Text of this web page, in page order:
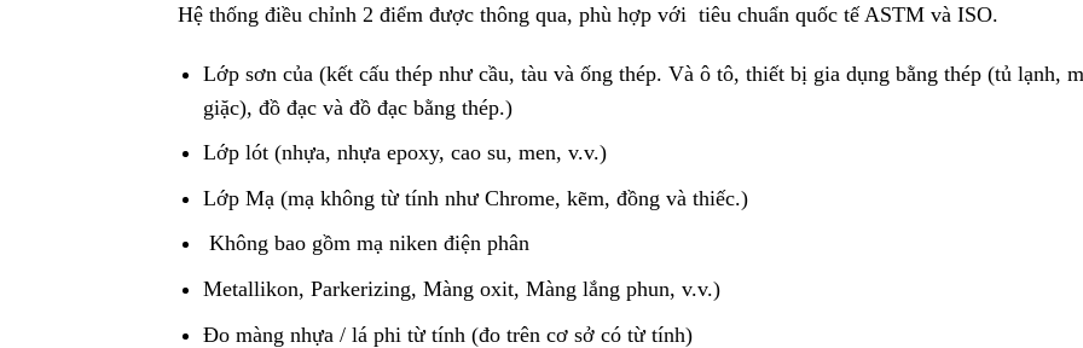
Hệ thống điều chỉnh 2 điểm được thông qua, phù hợp với tiêu chuẩn quốc tế ASTM và ISO.
Lớp sơn của (kết cấu thép như cầu, tàu và ống thép. Và ô tô, thiết bị gia dụng bằng thép (tủ lạnh,
giặc), đồ đạc và đồ đạc bằng thép.)
Lớp lót (nhựa, nhựa epoxy, cao su, men, v.v.)
Lớp Mạ (mạ không từ tính như Chrome, kẽm, đồng và thiếc.)
Không bao gồm mạ niken điện phân
Metallikon, Parkerizing, Màng oxit, Màng lắng phun, v.v.)
Đo màng nhựa / lá phi từ tính (đo trên cơ sở có từ tính)